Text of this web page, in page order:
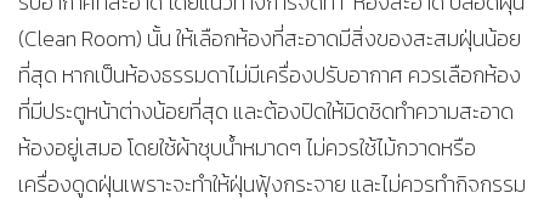
(Clean Room) นั้น ให้เลือกห้องที่สะอาดมีสิ่งของสะสมฝุ่นน้อย
ที่สุด หากเป็นห้องธรรมดาไม่มีเครื่องปรับอากาศ ควรเลือกห้อง
ที่มีประตูหน้าต่างน้อยที่สุด และต้องปิดให้มิดชิดทำความสะอาด
ห้องอยู่เสมอ โดยใช้ผ้าชุบน้ำหมาดๆ ไม่ควรใช้ไม้กวาดหรือ
เครื่องดูดฝุ่นเพราะจะทำให้ฝุ่นฟุ้งกระจาย และไม่ควรทำกิจกรรม